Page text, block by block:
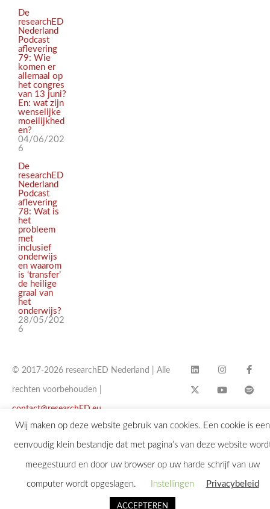
De
researchED
Nederland
Podcast
aflevering
79: Wie
komen er
allemaal op
het congres
van 13 juni?
En: wat zijn
wenselijke
moeilijkhed
en?
04/06/202
6
De
researchED
Nederland
Podcast
aflevering
78: Wat is
het
probleem
met
inclusief
onderwijs
en waarom
is ‘transfer’
de heilige
graal van
het
onderwijs?
28/05/202
6
© 2017-2026 researchED Nederland | Alle
rechten voorbehouden |
contact@researchED.eu
Wij maken op deze website gebruik van cookies. Een cookie is een
eenvoudig klein bestandje dat met pagina’s van deze website
meegestuurd en door uw browser op uw harde schrijf van uw
computer wordt opgeslagen. Instellingen Privacybeleid
ACCEPTEREN